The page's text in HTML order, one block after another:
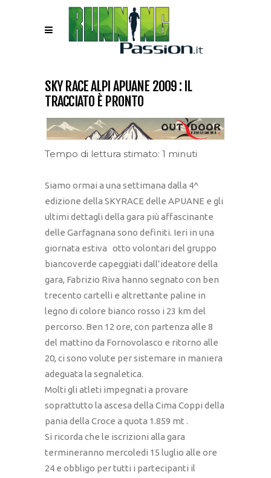
SKY RACE ALPI APUANE 2009 : IL
TRACCIATO È PRONTO
Tempo di lettura stimato: 1 minuti
Siamo ormai a una settimana dalla 4^
edizione della SKYRACE delle APUANE e gli
ultimi dettagli della gara più affascinante
delle Garfagnana sono definiti. Ieri in una
giornata estiva otto volontari del gruppo
biancoverde capeggiati dall’ideatore della
gara, Fabrizio Riva hanno segnato con ben
trecento cartelli e altrettante paline in
legno di colore bianco rosso i 23 km del
percorso. Ben 12 ore, con partenza alle 8
del mattino da Fornovolasco e ritorno alle
20, ci sono volute per sistemare in maniera
adeguata la segnaletica.
Molti gli atleti impegnati a provare
soprattutto la ascesa della Cima Coppi della
pania della Croce a quota 1.859 mt .
Si ricorda che le iscrizioni alla gara
termineranno mercoledi 15 luglio alle ore
24 e obbligo per tutti i partecipanti il